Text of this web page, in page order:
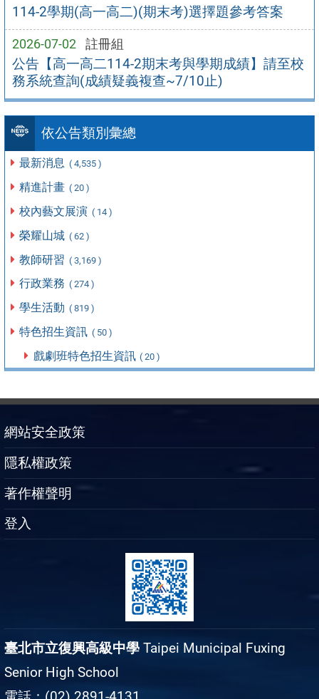
114-2學期(高一高二)(期末考)選擇題參考答案
2026-07-02 註冊組
公告【高一高二114-2期末考與學期成績】請至校
務系統查詢(成績疑義複查~7/10止)
依公告類別彙總
最新消息 ( 4,535 )
精進計畫 ( 20 )
校內藝文展演 ( 14 )
榮耀山城 ( 62 )
教師研習 ( 3,169 )
行政業務 ( 274 )
學生活動 ( 819 )
特色招生資訊 ( 50 )
戲劇班特色招生資訊 ( 20 )
網站安全政策
隱私權政策
著作權聲明
登入
臺北市立復興高級中學 Taipei Municipal Fuxing
Senior High School